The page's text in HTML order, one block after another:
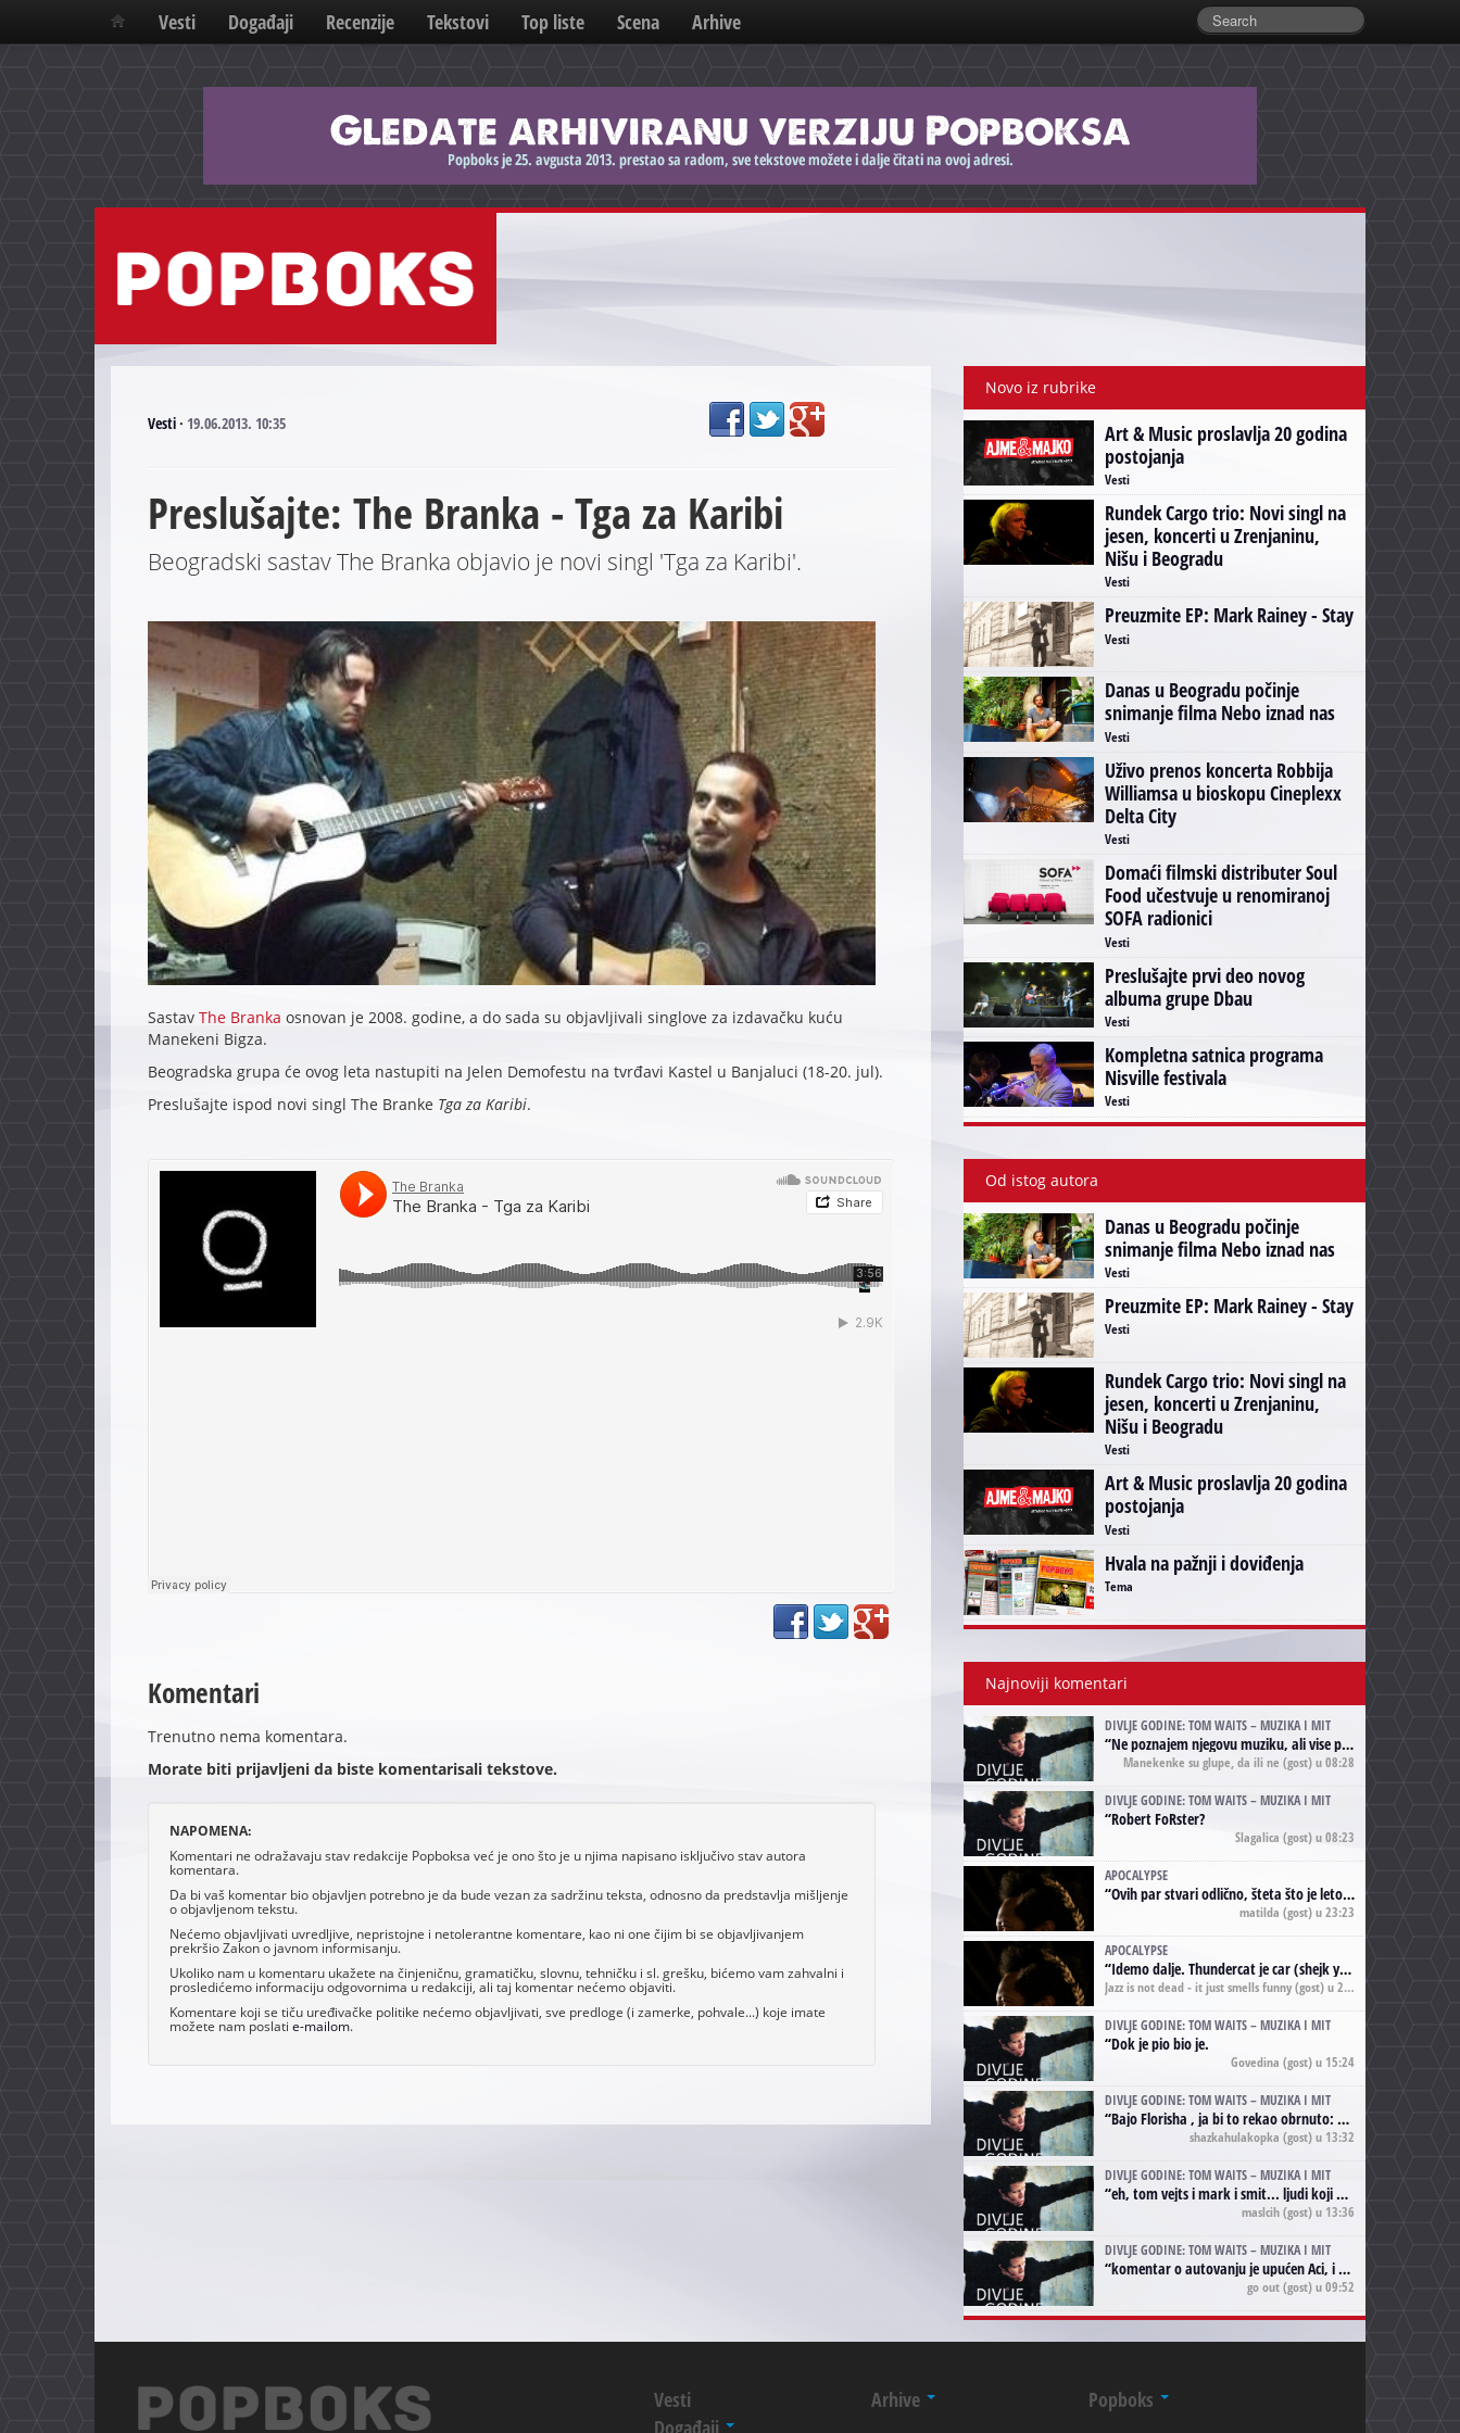
Vesti Događaji Recenzije Tekstovi Top liste Scena Arhive
Vesti· 19.06.2013. 10:35
Preslušajte: The Branka - Tga za Karibi
Beogradski sastav The Branka objavio je novi singl 'Tga za Karibi'.
Sastav The Branka osnovan je 2008. godine, a do sada su objavljivali singlove za izdavačku kuću
Manekeni Bigza.
Beogradska grupa će ovog leta nastupiti na Jelen Demofestu na tvrđavi Kastel u Banjaluci (18-20. jul).
Preslušajte ispod novi singl The Branke Tga za Karibi.
Komentari
Trenutno nema komentara.
Morate biti prijavljeni da biste komentarisali tekstove.
NAPOMENA:
Komentari ne odražavaju stav redakcije Popboksa već je ono što je u njima napisano isključivo stav autora
komentara.
Da bi vaš komentar bio objavljen potrebno je da bude vezan za sadržinu teksta, odnosno da predstavlja mišljenje
o objavljenom tekstu.
Nećemo objavljivati uvredljive, nepristojne i netolerantne komentare, kao ni one čijim bi se objavljivanjem
prekršio Zakon o javnom informisanju.
Ukoliko nam u komentaru ukažete na činjeničnu, gramatičku, slovnu, tehničku i sl. grešku, bićemo vam zahvalni i
prosledićemo informaciju odgovornima u redakciji, ali taj komentar nećemo objaviti.
Komentare koji se tiču uređivačke politike nećemo objavljivati, sve predloge (i zamerke, pohvale...) koje imate
možete nam poslati e-mailom.
Novo iz rubrike
Art & Music proslavlja 20 godina
postojanja
Vesti
Rundek Cargo trio: Novi singl na
jesen, koncerti u Zrenjaninu,
Nišu i Beogradu
Vesti
Preuzmite EP: Mark Rainey - Stay
Vesti
Danas u Beogradu počinje
snimanje filma Nebo iznad nas
Vesti
Uživo prenos koncerta Robbija
Williamsa u bioskopu Cineplexx
Delta City
Vesti
Domaći filmski distributer Soul
Food učestvuje u renomiranoj
SOFA radionici
Vesti
Preslušajte prvi deo novog
albuma grupe Dbau
Vesti
Kompletna satnica programa
Nisville festivala
Vesti
Od istog autora
Danas u Beogradu počinje
snimanje filma Nebo iznad nas
Vesti
Preuzmite EP: Mark Rainey - Stay
Vesti
Rundek Cargo trio: Novi singl na
jesen, koncerti u Zrenjaninu,
Nišu i Beogradu
Vesti
Art & Music proslavlja 20 godina
postojanja
Vesti
Hvala na pažnji i doviđenja
Tema
Najnoviji komentari
DIVLJE GODINE: TOM WAITS – MUZIKA I MIT
“Ne poznajem njegovu muziku, ali vise puta nego sto sam to zazeleo gledao sam njegove umjetnicke slike na raznim stranama interneta. Te stoga zakljucujem da je Tom Waits Lady Gaga muzike namrstenih, ma
Manekenke su glupe, da ili ne (gost) u 08:28
DIVLJE GODINE: TOM WAITS – MUZIKA I MIT
“Robert FoRster?
Slagalica (gost) u 08:23
APOCALYPSE
“Ovih par stvari odlično, šteta što je leto pri kraju, a kaput koji te vervoatno podseća na pirotski ćilim je iz tradicije Navaho indijanaca ;)
matilda (gost) u 23:23
APOCALYPSE
“Idemo dalje. Thundercat je car (shejk yerbuti )!
Jazz is not dead - it just smells funny(gost) u 20:11
DIVLJE GODINE: TOM WAITS – MUZIKA I MIT
“Dok je pio bio je.
Govedina (gost) u 15:24
DIVLJE GODINE: TOM WAITS – MUZIKA I MIT
“Bajo Florisha , ja bi to rekao obrnuto: Beefheart je za Waitsa, isto sto i Hendrix za Lenny Kravitza
shazkahulakopka (gost) u 13:32
DIVLJE GODINE: TOM WAITS – MUZIKA I MIT
“eh, tom vejts i mark i smit... ljudi koji bi muzici više doprineli da su radili kao vozači tramvaja u gsp-u.
maslcih(gost) u 13:36
DIVLJE GODINE: TOM WAITS – MUZIKA I MIT
“komentar o autovanju je upućen Aci, i odnosi se na ono drugo autovanje...'senzualnost Waitsa' ;)
go out(gost) u 09:52
Vesti
Događaji
Arhive Popboks